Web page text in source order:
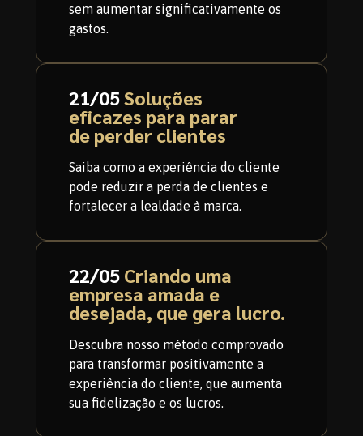
sem aumentar significativamente os
gastos.
21/05Soluções
eficazes para parar
de perder clientes
Saiba como a experiência do cliente
pode reduzir a perda de clientes e
fortalecer a lealdade à marca.
22/05 Criando uma
empresa amada e
desejada, que gera lucro.
Descubra nosso método comprovado
para transformar positivamente a
experiência do cliente, que aumenta
sua fidelização e os lucros.